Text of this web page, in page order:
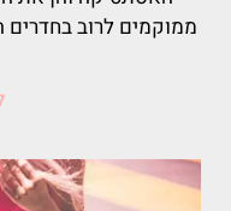
ממוקמים לרוב